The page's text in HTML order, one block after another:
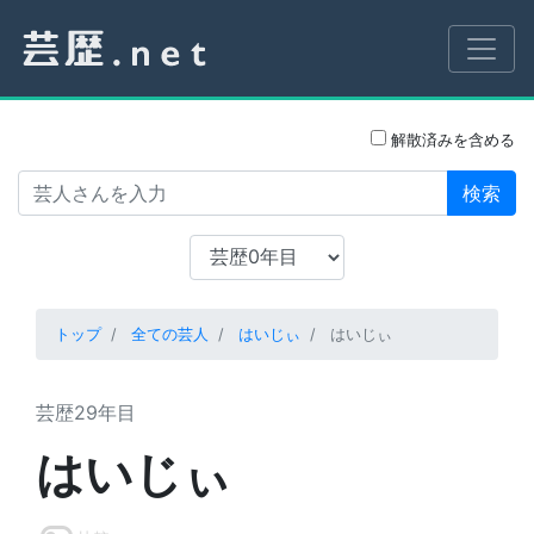
解散済みを含める
検索
トップ 全ての芸人 はいじぃ はいじぃ
芸歴29年目
はいじぃ